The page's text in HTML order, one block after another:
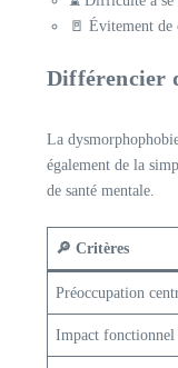
🚪 Évitement de
Différencier
La
également de la
de santé mentale.
🔎 Critères
Préoccupation
Impact fonctionnel